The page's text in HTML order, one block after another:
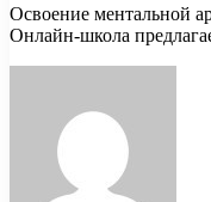
Освоение ментальной
Онлайн-школа